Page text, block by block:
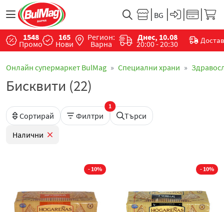
1548
Промо
165
Нови
Регион:
Варна
Днес, 10.08
20:00 - 20:30
Онлайн супермаркет BulMag Специални храни
Бисквити (22)
Сортирай Филтри
1
Търси
Налични
- 10% - 10%